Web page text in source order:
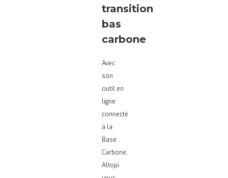
transition
bas
carbone
Avec
son
outil en
ligne
connecté
à la
Base
Carbone,
Altopi